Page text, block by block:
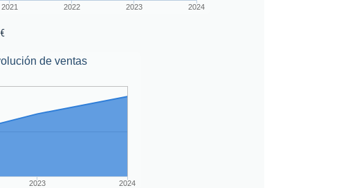
2021 2022 2023 2024
de ventas
2023 2024